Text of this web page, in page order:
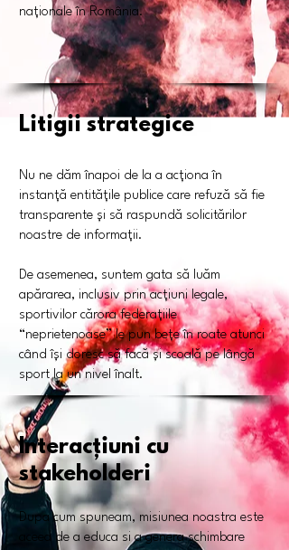
naționale în România.
Litigii strategice
Nu ne dăm înapoi de la a acționa în
instanță entitățile publice care refuză să fie
transparente și să raspundă solicitărilor
noastre de informații.
De asemenea, suntem gata să luăm
apărarea, inclusiv prin acțiuni legale,
sportivilor cărora federațiile
“neprietenoase” le pun bețe în roate atunci
când își doresc să facă și scoală pe lângă
sport la un nivel înalt.
Interacțiuni cu
stakeholderi
Dupa cum spuneam, misiunea noastra este
aceea de a educa si a genera schimbare